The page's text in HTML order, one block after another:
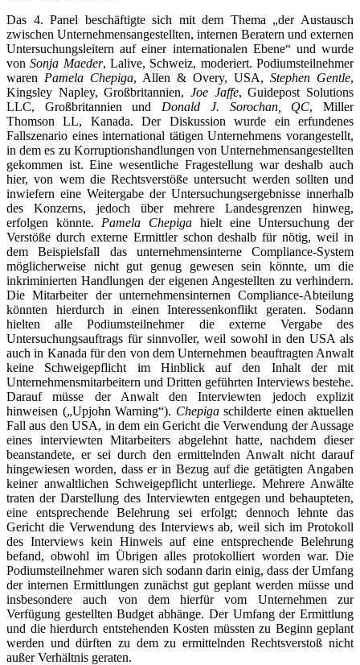
Das 4. Panel beschäftigte sich mit dem Thema „der Austausch
zwischen Unternehmensangestellten, internen Beratern und externen
Untersuchungsleitern auf einer internationalen Ebene“ und wurde
vonSonja Maeder, Lalive, Schweiz, moderiert. Podiumsteilnehmer
waren Pamela Chepiga, Allen & Overy, USA, Stephen Gentle,
Kingsley Napley, Großbritannien, Joe Jaffe, Guidepost Solutions
LLC, Großbritannien und Donald J. Sorochan, QC, Miller
Thomson LL, Kanada. Der Diskussion wurde ein erfundenes
Fallszenario eines international tätigen Unternehmens vorangestellt,
in dem es zu Korruptionshandlungen von Unternehmensangestellten
gekommen ist. Eine wesentliche Fragestellung war deshalb auch
hier, von wem die Rechtsverstöße untersucht werden sollten und
inwiefern eine Weitergabe der Untersuchungsergebnisse innerhalb
des Konzerns, jedoch über mehrere Landesgrenzen hinweg,
erfolgen könnte. Pamela Chepiga hielt eine Untersuchung der
Verstöße durch externe Ermittler schon deshalb für nötig, weil in
dem Beispielsfall das unternehmensinterne Compliance-System
möglicherweise nicht gut genug gewesen sein könnte, um die
inkriminierten Handlungen der eigenen Angestellten zu verhindern.
Die Mitarbeiter der unternehmensinternen Compliance-Abteilung
könnten hierdurch in einen Interessenkonflikt geraten. Sodann
hielten alle Podiumsteilnehmer die externe Vergabe des
Untersuchungsauftrags für sinnvoller, weil sowohl in den USA als
auch in Kanada für den von dem Unternehmen beauftragten Anwalt
keine Schweigepflicht im Hinblick auf den Inhalt der mit
Unternehmensmitarbeitern und Dritten geführten Interviews bestehe.
Darauf müsse der Anwalt den Interviewten jedoch explizit
hinweisen („Upjohn Warning“). Chepigaschilderte einen aktuellen
Fall aus den USA, in dem ein Gericht die Verwendung der Aussage
eines interviewten Mitarbeiters abgelehnt hatte, nachdem dieser
beanstandete, er sei durch den ermittelnden Anwalt nicht darauf
hingewiesen worden, dass er in Bezug auf die getätigten Angaben
keiner anwaltlichen Schweigepflicht unterliege. Mehrere Anwälte
traten der Darstellung des Interviewten entgegen und behaupteten,
eine entsprechende Belehrung sei erfolgt; dennoch lehnte das
Gericht die Verwendung des Interviews ab, weil sich im Protokoll
des Interviews kein Hinweis auf eine entsprechende Belehrung
befand, obwohl im Übrigen alles protokolliert worden war. Die
Podiumsteilnehmer waren sich sodann darin einig, dass der Umfang
der internen Ermittlungen zunächst gut geplant werden müsse und
insbesondere auch von dem hierfür vom Unternehmen zur
Verfügung gestellten Budget abhänge. Der Umfang der Ermittlung
und die hierdurch entstehenden Kosten müssten zu Beginn geplant
werden und dürften zu dem zu ermittelnden Rechtsverstoß nicht
außer Verhältnis geraten.